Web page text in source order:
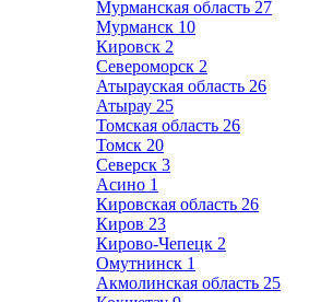
Мурманская область 27
Мурманск 10
Кировск 2
Североморск 2
Атырауская область 26
Атырау 25
Томская область 26
Томск 20
Северск 3
Асино 1
Кировская область 26
Киров 23
Кирово-Чепецк 2
Омутнинск 1
Акмолинская область 25